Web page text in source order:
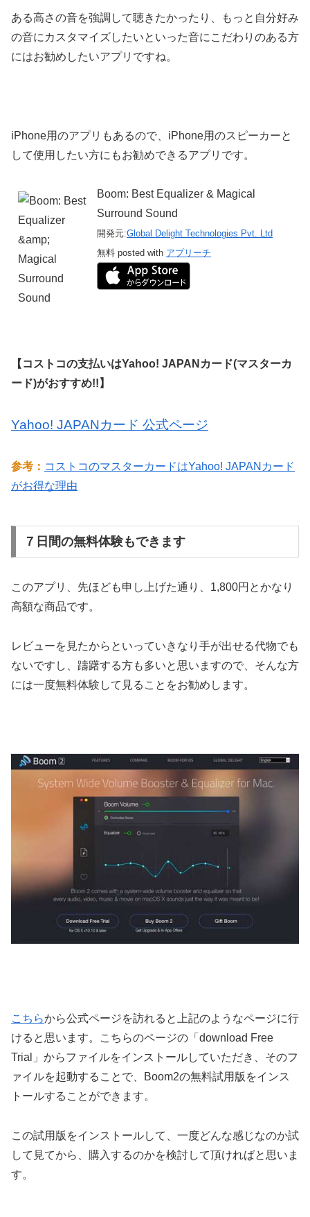
ある高さの音を強調して聴きたかったり、もっと自分好み
の音にカスタマイズしたいといった音にこだわりのある方
にはお勧めしたいアプリですね。
iPhone用のアプリもあるので、iPhone用のスピーカーと
して使用したい方にもお勧めできるアプリです。
Boom: Best Equalizer & Magical
Surround Sound
開発元:Global Delight Technologies Pvt. Ltd
無料 posted with アプリーチ
【コストコの支払いはYahoo! JAPANカード(マスターカ
ード)がおすすめ!!】
Yahoo! JAPANカード 公式ページ
参考： コストコのマスターカードはYahoo! JAPANカード
がお得な理由
７日間の無料体験もできます
このアプリ、先ほども申し上げた通り、1,800円とかなり
高額な商品です。
レビューを見たからといっていきなり手が出せる代物でも
ないですし、躊躇する方も多いと思いますので、そんな方
には一度無料体験して見ることをお勧めします。
こちらから公式ページを訪れると上記のようなページに行
けると思います。こちらのページの「download Free
Trial」からファイルをインストールしていただき、そのフ
ァイルを起動することで、Boom2の無料試用版をインス
トールすることができます。
この試用版をインストールして、一度どんな感じなのか試
して見てから、購入するのかを検討して頂ければと思いま
す。